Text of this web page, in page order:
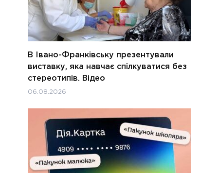
В Івано-Франківську презентували
виставку, яка навчає спілкуватися без
стереотипів. Відео
06.08.2026